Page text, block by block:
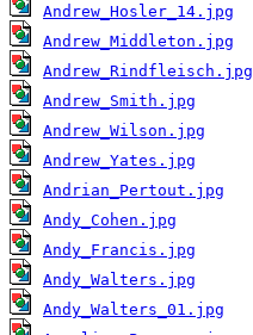
Andrew_Hosler_14.jpg
Andrew_Middleton.jpg
Andrew_Rindfleisch.jpg
Andrew_Smith.jpg
Andrew_Wilson.jpg
Andrew_Yates.jpg
Andrian_Pertout.jpg
Andy_Cohen.jpg
Andy_Francis.jpg
Andy_Walters.jpg
Andy_Walters_01.jpg